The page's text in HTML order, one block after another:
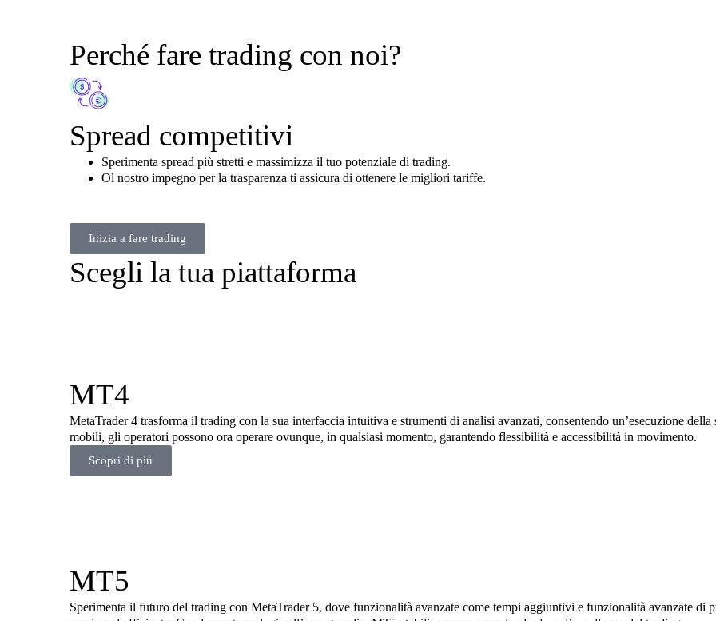
Perché fare trading con noi?
Spread competitivi
Sperimenta spread più stretti e massimizza il tuo potenziale di trading.
Ol nostro impegno per la trasparenza ti assicura di ottenere le migliori tariffe.
Inizia a fare trading
Scegli la tua piattaforma
MT4
MetaTrader 4 trasforma il trading con la sua interfaccia intuitiva e strumenti di analisi avanzati, consentendo un’esecuzione
mobili, gli operatori possono ora operare ovunque, in qualsiasi momento, garantendo flessibilità e accessibilità in movimento.
Scopri di più
MT5
Sperimenta il futuro del trading con MetaTrader 5, dove funzionalità avanzate come tempi aggiuntivi e funzionalità avanzate di